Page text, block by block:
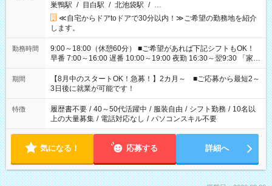
巣鴨駅 / 目白駅 / 北池袋駅 / …
≪自宅からドアtoドアで30分以内！≫ご希望の勤務地を紹介
します。
勤務時間
9:00～18:00（休憩60分） ■ご希望があれば下記シフトもOK！
早番 7:00～16:00 遅番 10:00～19:00 夜勤 16:30～翌9:30 「家族
と休みを合わせたい」 「余裕を持って夕飯の準備がしたい」
「できれば残業はしたくない」 など、ご希望を教えてください
ね。 ※Wワーク希望の方へ 今ご覧のお仕事で希望する勤務時間
と、もう1つのお仕事の勤務時間。 合計で週40時間を超える場
合は応募できません。
期間
【8月中のスタートOK！急募！】2カ月～ ■ご応募から最短2～
3日後に就業が可能です！
特徴 履歴書不要 / 40～50代活躍中 / 服装自由 / シフト勤務 / 10名以
上の大量募集 / 電話対応なし / パソコンスキル不要
気になる！ 応募する 詳細へ